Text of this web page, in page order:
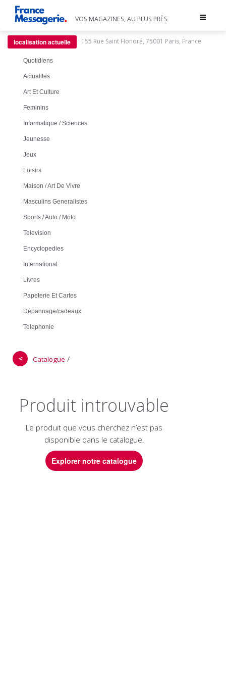
Toggle
VOS MAGAZINES, AU PLUS PRÈS
localisation actuelle : 155 Rue Saint Honoré, 75001 Paris, France
Quotidiens
Actualites
Art Et Culture
Feminins
Informatique / Sciences
Jeunesse
Jeux
Loisirs
Maison / Art De Vivre
Masculins Generalistes
Sports / Auto / Moto
Television
Encyclopedies
International
Livres
Papeterie Et Cartes
Dépannage/cadeaux
Telephonie
＜ Catalogue /
Produit introuvable
Le produit que vous cherchez n’est pas
disponible dans le catalogue.
Explorer notre catalogue